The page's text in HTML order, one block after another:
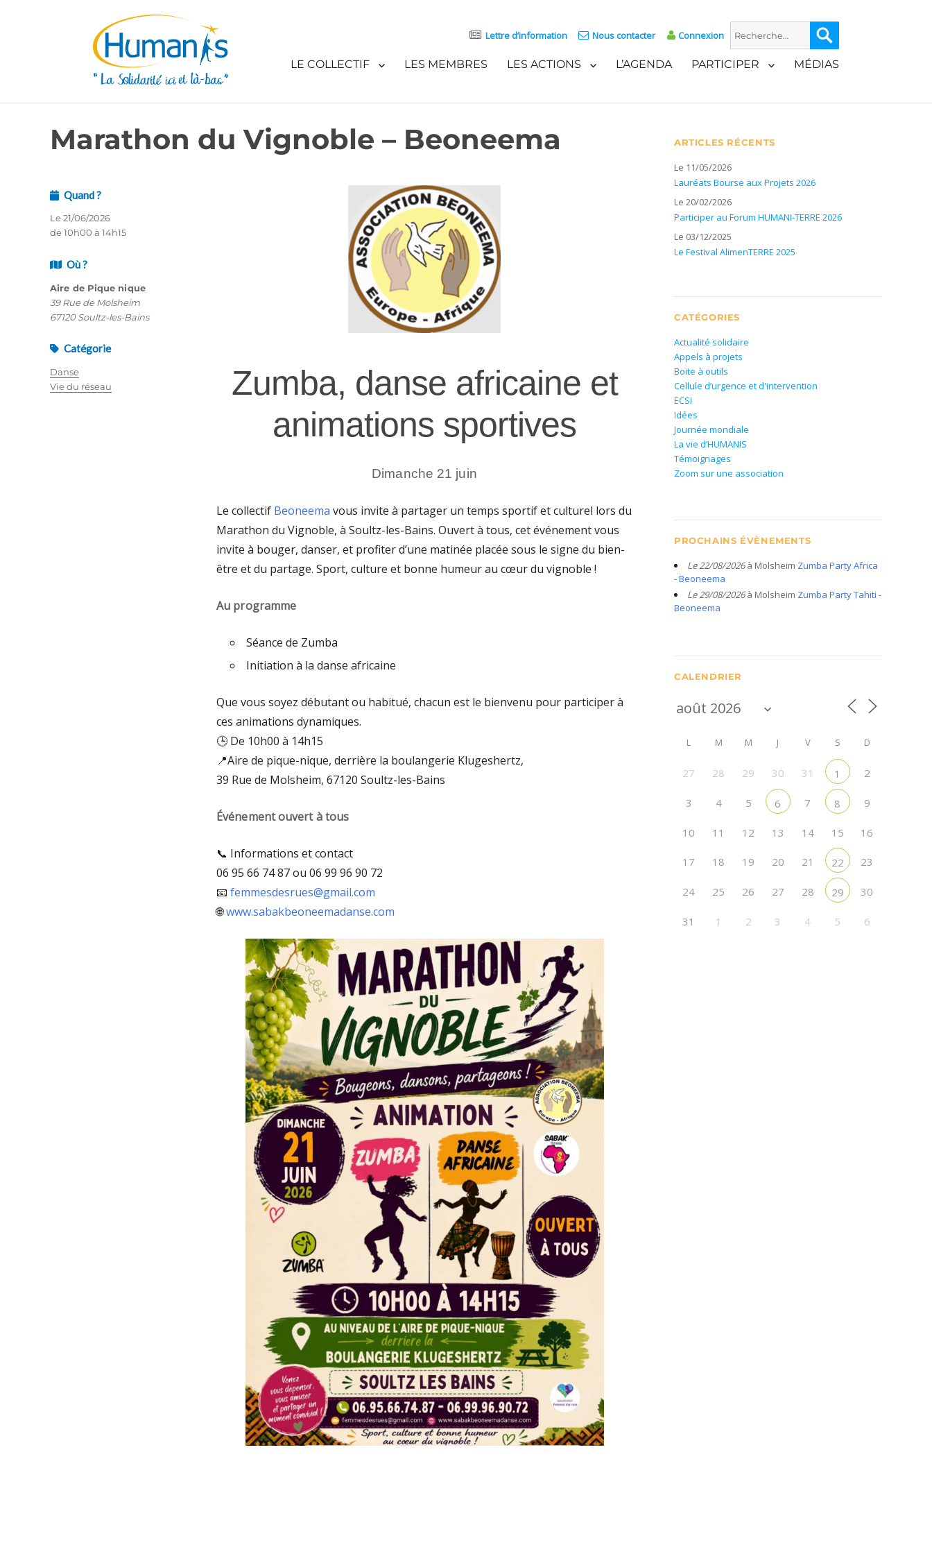
Lettre d’information Nous contacter Connexion
Recherche
pour :
LE COLLECTIF LES MEMBRES LES ACTIONS L’AGENDA PARTICIPER MÉDIAS
Marathon du Vignoble – Beoneema
Zumba, danse africaine et
animations sportives
Dimanche 21 juin
Le collectif Beoneema vous invite à partager un temps sportif et culturel lors du
Marathon du Vignoble, à Soultz-les-Bains. Ouvert à tous, cet événement vous
invite à bouger, danser, et profiter d’une matinée placée sous le signe du bien-
être et du partage. Sport, culture et bonne humeur au cœur du vignoble !
Au programme
Séance de Zumba
Initiation à la danse africaine
Que vous soyez débutant ou habitué, chacun est le bienvenu pour participer à
ces animations dynamiques.
🕒 De 10h00 à 14h15
📍Aire de pique-nique, derrière la boulangerie Klugeshertz,
39 Rue de Molsheim, 67120 Soultz-les-Bains
Événement ouvert à tous
📞 Informations et contact
06 95 66 74 87 ou 06 99 96 90 72
📧 femmesdesrues@gmail.com
🌐www.sabakbeoneemadanse.com
Quand ?
Le 21/06/2026
de 10h00 à 14h15
Où ?
Aire de Pique nique
39 Rue de Molsheim
67120 Soultz-les-Bains
Catégorie
Danse
Vie du réseau
ARTICLES RÉCENTS
Le 11/05/2026
Lauréats Bourse aux Projets 2026
Le 20/02/2026
Participer au Forum HUMANI-TERRE 2026
Le 03/12/2025
Le Festival AlimenTERRE 2025
CATÉGORIES
Actualité solidaire
Appels à projets
Boite à outils
Cellule d’urgence et d'intervention
ECSI
Idées
Journée mondiale
La vie d’HUMANIS
Témoignages
Zoom sur une association
PROCHAINS ÉVÈNEMENTS
Le 22/08/2026à Molsheim Zumba Party Africa
- Beoneema
Le 29/08/2026à Molsheim Zumba Party Tahiti -
Beoneema
CALENDRIER
L M M J V S D
27 28 29 30 31 1 2
3 4 5 6 7 8 9
10 11 12 13 14 15 16
17 18 19 20 21 22 23
24 25 26 27 28 29 30
31 1 2 3 4 5 6